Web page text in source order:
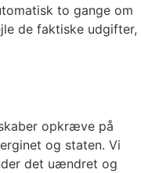
to gange om
de faktiske udgifter,
opkræve på
og staten. Vi
det uændret og